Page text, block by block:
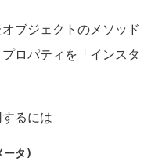
ブジェクトのメソッド
ロパティを「インスタ
るには
ータ)